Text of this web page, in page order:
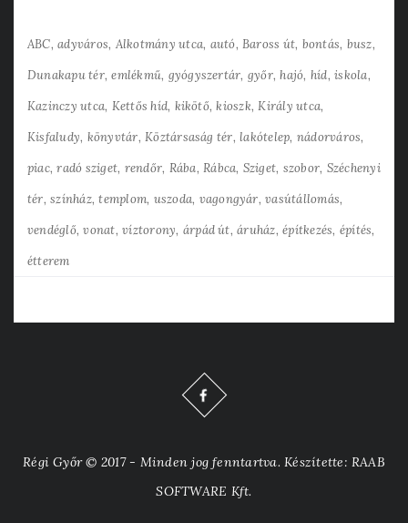
ABC adyváros Alkotmány utca autó Baross út bontás busz
Dunakapu tér emlékmű gyógyszertár győr hajó híd iskola
Kazinczy utca Kettős híd kikötő kioszk Király utca
Kisfaludy könyvtár Köztársaság tér lakótelep nádorváros
piac radó sziget rendőr Rába Rábca Sziget szobor Széchenyi
tér színház templom uszoda vagongyár vasútállomás
vendéglő vonat víztorony árpád út áruház építkezés építés
étterem
Régi Győr © 2017 - Minden jog fenntartva. Készítette: RAAB
SOFTWARE Kft.